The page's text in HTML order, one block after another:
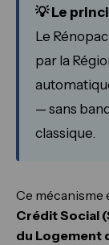
💡 Le
Le
par la
— sans
classique.
Ce mécanisme
Crédit Social
du Logement